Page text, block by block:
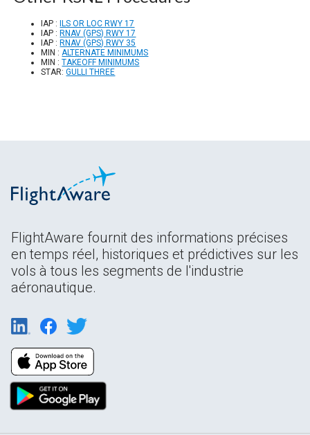
IAP :ILS OR LOC RWY 17
IAP :RNAV (GPS) RWY 17
IAP :RNAV (GPS) RWY 35
MIN : ALTERNATE MINIMUMS
MIN :TAKEOFF MINIMUMS
STAR:GULLI THREE
FlightAware fournit des informations précises
en temps réel, historiques et prédictives sur les
vols à tous les segments de l'industrie
aéronautique.